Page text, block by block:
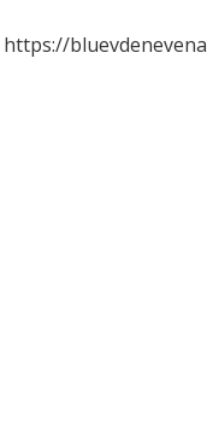
https://